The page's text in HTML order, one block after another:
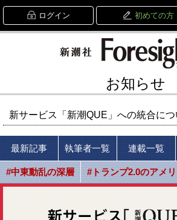
ログイン 初めての方
お知らせ
新サービス「新潮QUE」への統合につ
最新記事 執筆者一覧 連載一覧
#中東動乱の深層 #トランプ2.0のアメ